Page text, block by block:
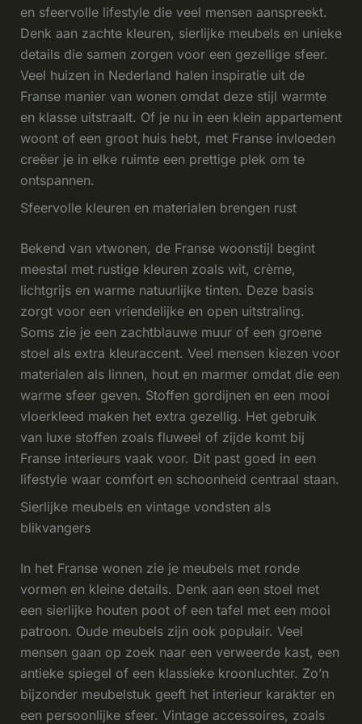
en sfeervolle lifestyle die veel mensen aanspreekt.
Denk aan zachte kleuren, sierlijke meubels en unieke
details die samen zorgen voor een gezellige sfeer.
Veel huizen in Nederland halen inspiratie uit de
Franse manier van wonen omdat deze stijl warmte
en klasse uitstraalt. Of je nu in een klein appartement
woont of een groot huis hebt, met Franse invloeden
creëer je in elke ruimte een prettige plek om te
ontspannen.
Sfeervolle kleuren en materialen brengen rust
Bekend van vtwonen, de Franse woonstijl begint
meestal met rustige kleuren zoals wit, crème,
lichtgrijs en warme natuurlijke tinten. Deze basis
zorgt voor een vriendelijke en open uitstraling.
Soms zie je een zachtblauwe muur of een groene
stoel als extra kleuraccent. Veel mensen kiezen voor
materialen als linnen, hout en marmer omdat die een
warme sfeer geven. Stoffen gordijnen en een mooi
vloerkleed maken het extra gezellig. Het gebruik
van luxe stoffen zoals fluweel of zijde komt bij
Franse interieurs vaak voor. Dit past goed in een
lifestyle waar comfort en schoonheid centraal staan.
Sierlijke meubels en vintage vondsten als
blikvangers
In het Franse wonen zie je meubels met ronde
vormen en kleine details. Denk aan een stoel met
een sierlijke houten poot of een tafel met een mooi
patroon. Oude meubels zijn ook populair. Veel
mensen gaan op zoek naar een verweerde kast, een
antieke spiegel of een klassieke kroonluchter. Zo’n
bijzonder meubelstuk geeft het interieur karakter en
een persoonlijke sfeer. Vintage accessoires, zoals